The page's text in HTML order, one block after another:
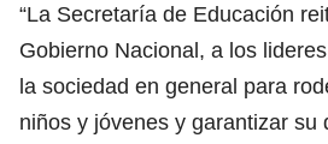
“La Secretaría de Educación
Gobierno Nacional, a los
la sociedad en general para
niños y jóvenes y garantizar su